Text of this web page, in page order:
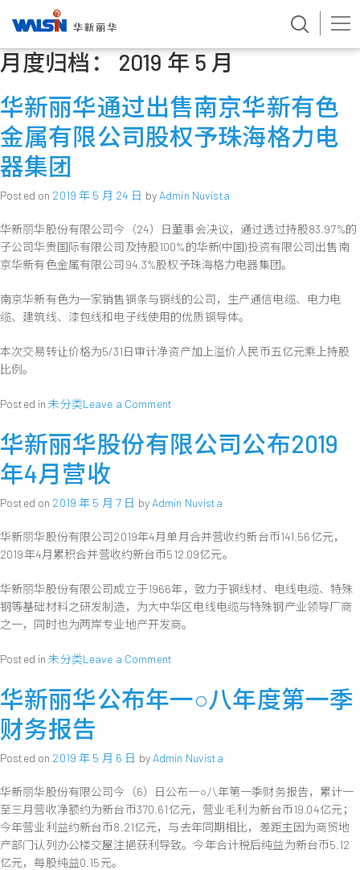
Skip
to月度归档： 2019 年 5 月
华新丽华通过出售南京华新有色
金属有限公司股权予珠海格力电
器集团
Posted on 2019 年 5 月 24 日 by Admin Nuvista
华新丽华股份有限公司今（24）日董事会决议，通过透过持股83.97%的
子公司华贵国际有限公司及持股100%的华新(中国)投资有限公司出售南
京华新有色金属有限公司94.3%股权予珠海格力电器集团。
南京华新有色为一家销售铜条与铜线的公司，生产通信电缆、电力电
缆、建筑线、漆包线和电子线使用的优质铜导体。
本次交易转让价格为5/31日审计净资产加上溢价人民币五亿元乘上持股
比例。
Posted in未分类Leave a Commenton
新
丽
过
售
南
华
新
有
金
股
予
珠
海
格
华新丽华股份有限公司公布2019
年4月营收
Posted on 2019 年 5 月 7 日 by Admin Nuvista
华新丽华股份有限公司2019年4月单月合并营收约新台币141.56亿元，
2019年4月累积合并营收约新台币512.09亿元。
华新丽华股份有限公司成立于1966年，致力于铜线材、电线电缆、特殊
钢等基础材料之研发制造，为大中华区电线电缆与特殊钢产业领导厂商
之一，同时也为两岸专业地产开发商。
Posted in未分类Leave a Commenton
份
限
公
司
公
华新丽华公布年一○八年度第一季
财务报告
Posted on 2019 年 5 月 6 日 by Admin Nuvista
华新丽华股份有限公司今（6）日公布一○八年第一季财务报告，累计一
至三月营收净额约为新台币370.61亿元，营业毛利为新台币19.04亿元；
今年营业利益约新台币8.21亿元，与去年同期相比，差距主因为商贸地
产部门认列办公楼交屋注挹获利导致。今年合计税后纯益为新台币5.12
亿元，每股纯益0.15元。